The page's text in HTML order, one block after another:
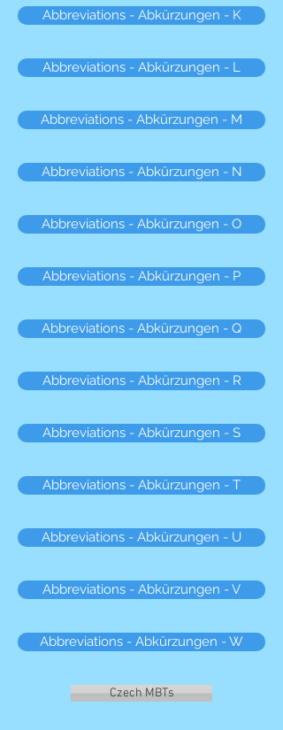
Abbreviations - Abkürzungen - K
Abbreviations - Abkürzungen - L
Abbreviations - Abkürzungen - M
Abbreviations - Abkürzungen - N
Abbreviations - Abkürzungen - O
Abbreviations - Abkürzungen - P
Abbreviations - Abkürzungen - Q
Abbreviations - Abkürzungen - R
Abbreviations - Abkürzungen - S
Abbreviations - Abkürzungen - T
Abbreviations - Abkürzungen - U
Abbreviations - Abkürzungen - V
Abbreviations - Abkürzungen - W
Czech MBTs